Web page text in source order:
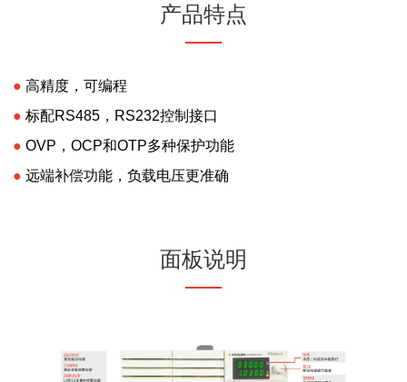
产品特点
●高精度，可编程
●标配RS485，RS232控制接口
●OVP，OCP和OTP多种保护功能
●远端补偿功能，负载电压更准确
面板说明